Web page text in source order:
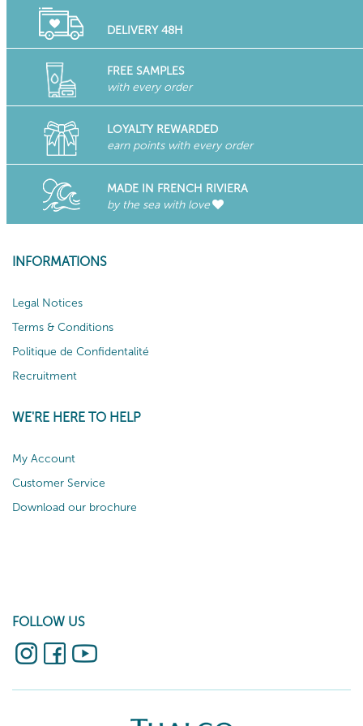
DELIVERY 48H
FREE SAMPLES
with every order
LOYALTY REWARDED
earn points with every order
MADE IN FRENCH RIVIERA
by the sea with love
INFORMATIONS
Legal Notices
Terms & Conditions
Politique de Confidentalité
Recruitment
WE'RE HERE TO HELP
My Account
Customer Service
Download our brochure
FOLLOW US